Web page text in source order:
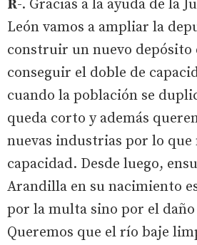
R-. Gracias a la ayuda de la
León vamos a ampliar la
construir un nuevo depósito
conseguir el doble de
cuando la población se
queda corto y además
nuevas industrias por lo que
capacidad. Desde luego,
Arandilla en su nacimiento
por la multa sino por el
Queremos que el río baje